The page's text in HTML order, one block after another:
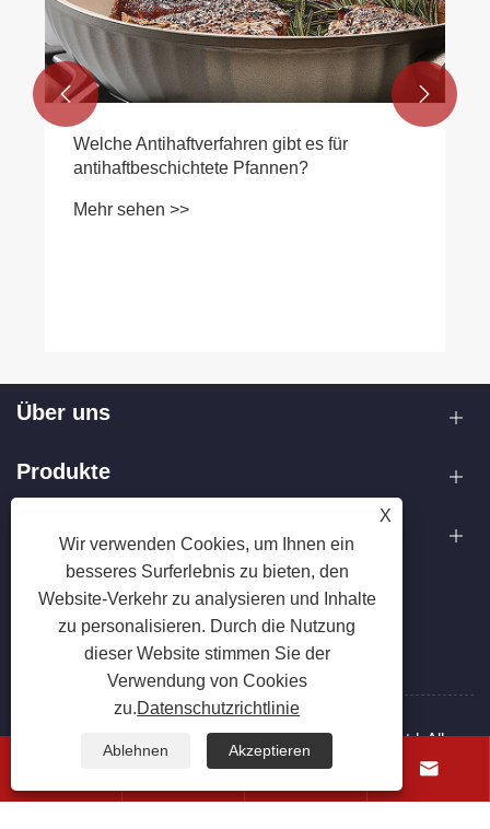
Welche Antihaftverfahren gibt es für
antihaftbeschichtete Pfannen?
Mehr sehen >>
 
Über uns
Produkte
FOLGEN SIE UNS
Copyright © 2025 Zhejiang Hanxin Cookware Co., Ltd. Alle
Rechte vorbehalten.
LinksSitemapRSSXMLDatenschutzrichtlinie
 
X
Wir verwenden Cookies, um Ihnen ein
besseres Surferlebnis zu bieten, den
Website-Verkehr zu analysieren und Inhalte
zu personalisieren. Durch die Nutzung
dieser Website stimmen Sie der
Verwendung von Cookies
zu.Datenschutzrichtlinie
Ablehnen Akzeptieren